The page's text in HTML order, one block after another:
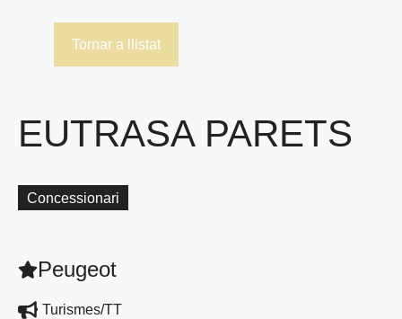
Tornar a llistat
EUTRASA PARETS
Concessionari
Peugeot
Turismes/TT